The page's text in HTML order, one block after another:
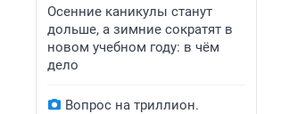
Осенние каникулы станут
дольше, а зимние сократят в
новом учебном году: в чём
дело
Вопрос на триллион.